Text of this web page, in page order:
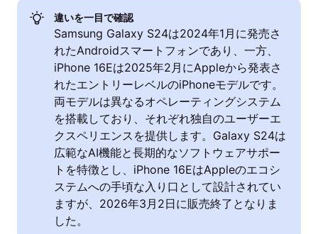
違いを一目で確認
Samsung Galaxy S24は2024年1月に発売さ
れたAndroidスマートフォンであり、一方、
iPhone 16Eは2025年2月にAppleから発表さ
れたエントリーレベルのiPhoneモデルです。
両モデルは異なるオペレーティングシステム
を搭載しており、それぞれ独自のユーザーエ
クスペリエンスを提供します。Galaxy S24は
広範なAI機能と長期的なソフトウェアサポー
トを特徴とし、iPhone 16EはAppleのエコシ
ステムへの手頃な入り口として設計されてい
ますが、2026年3月2日に販売終了となりま
した。